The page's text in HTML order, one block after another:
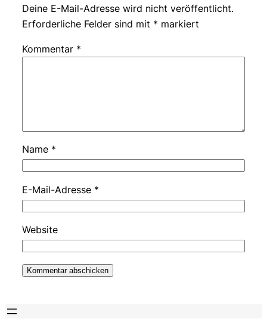
Deine E-Mail-Adresse wird nicht veröffentlicht.
Erforderliche Felder sind mit * markiert
Kommentar *
Name *
E-Mail-Adresse *
Website